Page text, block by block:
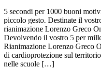
5 secondi per 1000 buoni
piccolo gesto. Destinate il
rianimazione Lorenzo Greco
Devolvendo il vostro 5 per
Rianimazione Lorenzo Greco
di cardioprotezione sul
nelle scuole […]